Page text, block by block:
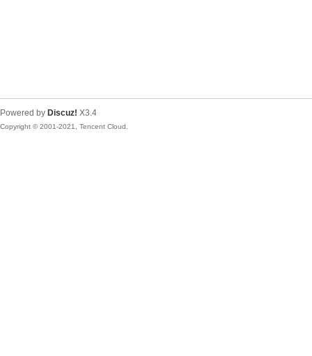
Powered by Discuz! X3.4
Copyright © 2001-2021, Tencent Cloud.